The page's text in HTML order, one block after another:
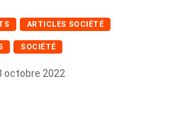
ARTICLES SOCIÉTÉ
SOCIÉTÉ
octobre 2022